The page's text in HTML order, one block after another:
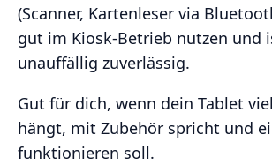
(Scanner, Kartenleser via
gut im Kiosk‑Betrieb nutzen und
unauffällig zuverlässig.
Gut für dich, wenn dein Tablet
hängt, mit Zubehör spricht und
funktionieren soll.